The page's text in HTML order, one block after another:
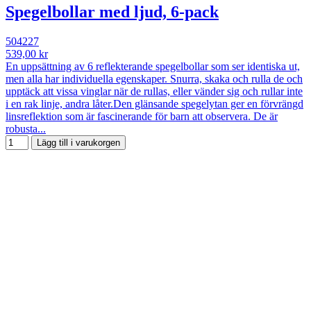
Spegelbollar med ljud, 6-pack
504227
539,00 kr
En uppsättning av 6 reflekterande spegelbollar som ser identiska ut,
men alla har individuella egenskaper. Snurra, skaka och rulla de och
upptäck att vissa vinglar när de rullas, eller vänder sig och rullar inte
i en rak linje, andra låter.Den glänsande spegelytan ger en förvrängd
linsreflektion som är fascinerande för barn att observera. De är
robusta...
Lägg till i varukorgen